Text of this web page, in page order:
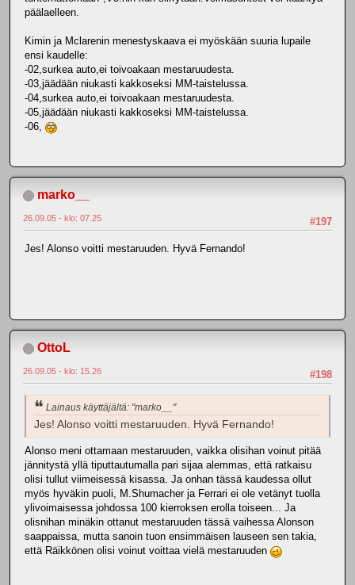
päälaelleen.
Kimin ja Mclarenin menestyskaava ei myöskään suuria lupaile
ensi kaudelle:
-02,surkea auto,ei toivoakaan mestaruudesta.
-03,jäädään niukasti kakkoseksi MM-taistelussa.
-04,surkea auto,ei toivoakaan mestaruudesta.
-05,jäädään niukasti kakkoseksi MM-taistelussa.
-06,
marko__
#197
26.09.05 - klo: 07.25
Jes! Alonso voitti mestaruuden. Hyvä Fernando!
OttoL
#198
26.09.05 - klo: 15.26
Lainaus käyttäjältä: "marko__"
Jes! Alonso voitti mestaruuden. Hyvä Fernando!
Alonso meni ottamaan mestaruuden, vaikka olisihan voinut pitää
jännitystä yllä tiputtautumalla pari sijaa alemmas, että ratkaisu
olisi tullut viimeisessä kisassa. Ja onhan tässä kaudessa ollut
myös hyväkin puoli, M.Shumacher ja Ferrari ei ole vetänyt tuolla
ylivoimaisessa johdossa 100 kierroksen erolla toiseen... Ja
olisnihan minäkin ottanut mestaruuden tässä vaihessa Alonson
saappaissa, mutta sanoin tuon ensimmäisen lauseen sen takia,
että Räikkönen olisi voinut voittaa vielä mestaruuden